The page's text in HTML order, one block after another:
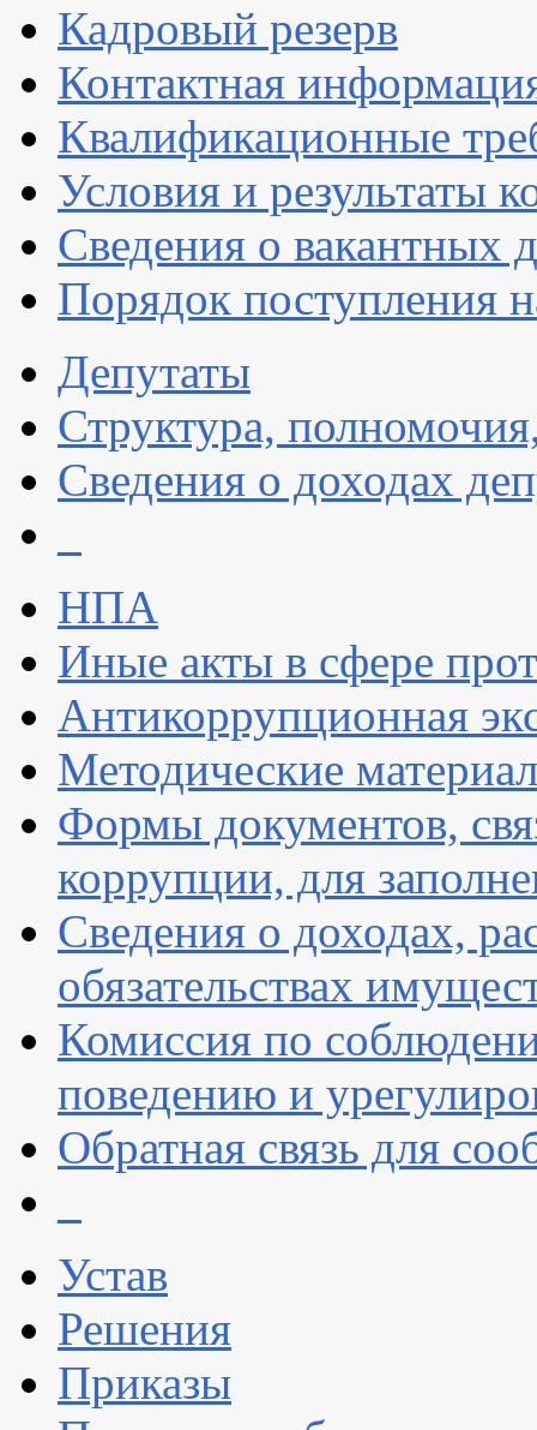
Кадровый резерв
Контактная
Квалификационные
Условия и результаты
Сведения о вакантных
Порядок поступления
Депутаты
Структура,
Сведения о доходах
НПА
Иные акты в сфере
Антикоррупционная
Методические
Формы документов,
коррупции, для
Сведения о доходах,
обязательствах
Комиссия по
поведению и
Обратная связь для
Устав
Решения
Приказы